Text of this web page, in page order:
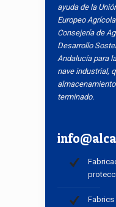
ayuda de la
Europeo
Consejería de
Desarrollo
Andalucía para
nave industrial,
terminado.
Fabrics